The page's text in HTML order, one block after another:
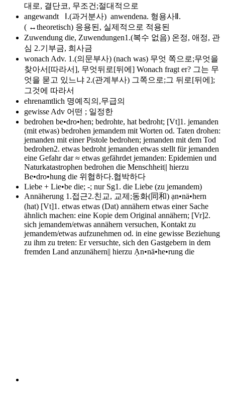
대로, 결단코, 무조건;절대적으로
angewandt
Ⅰ.(과거분사) anwendena. 형용사Ⅱ.
( ↔theoretisch) 응용된, 실제적으로 적용된
Zuwendung die, Zuwendungen1.(복수 없음) 온정, 애정, 관
심 2.기부금, 희사금
wonach Adv. 1.(의문부사) (nach was) 무엇 쪽으로;무엇을
찾아서[따라서], 무엇뒤로[뒤에] Wonach fragt er? 그는 무
엇을 묻고 있느냐 2.(관계부사) 그쪽으로;그 뒤로[뒤에];
그것에 따라서
ehrenamtlich 명예직의,무급의
gewisse Adv 어떤 ; 일정한
bedrohen be•dro•hen; bedrohte, hat bedroht; [Vt]1. jemanden
(mit etwas) bedrohen jemandem mit Worten od. Taten drohen:
jemanden mit einer Pistole bedrohen; jemanden mit dem Tod
bedrohen2. etwas bedroht jemanden etwas stellt für jemanden
eine Gefahr dar ≈ etwas gefährdet jemanden: Epidemien und
Naturkatastrophen bedrohen die Menschheit|| hierzu
Be•dro•hung die 위협하다.협박하다
Liebe + Lie•be die; -; nur Sg1. die Liebe (zu jemandem)
Annäherung 1.접근2.친교, 교제;동화(同和) ạn•nä•hern
(hat) [Vt]1. etwas etwas (Dat) annähern etwas einer Sache
ähnlich machen: eine Kopie dem Original annähern; [Vr]2.
sich jemandem/etwas annähern versuchen, Kontakt zu
jemandem/etwas aufzunehmen od. in eine gewisse Beziehung
zu ihm zu treten: Er versuchte, sich den Gastgebern in dem
fremden Land anzunähern|| hierzu Ạn•nä•he•rung die